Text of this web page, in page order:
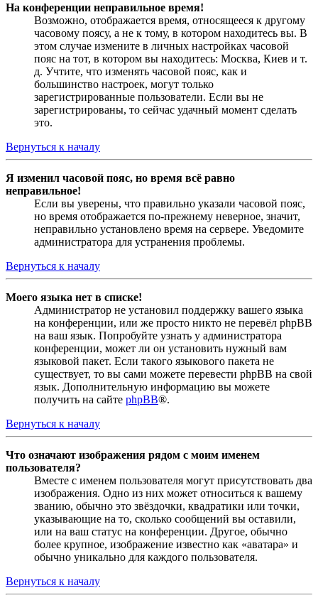
На конференции неправильное время!
Возможно, отображается время, относящееся к другому
часовому поясу, а не к тому, в котором находитесь вы. В
этом случае измените в личных настройках часовой
пояс на тот, в котором вы находитесь: Москва, Киев и т.
д. Учтите, что изменять часовой пояс, как и
большинство настроек, могут только
зарегистрированные пользователи. Если вы не
зарегистрированы, то сейчас удачный момент сделать
это.
Вернуться к началу
Я изменил часовой пояс, но время всё равно
неправильное!
Если вы уверены, что правильно указали часовой пояс,
но время отображается по-прежнему неверное, значит,
неправильно установлено время на сервере. Уведомите
администратора для устранения проблемы.
Вернуться к началу
Моего языка нет в списке!
Администратор не установил поддержку вашего языка
на конференции, или же просто никто не перевёл phpBB
на ваш язык. Попробуйте узнать у администратора
конференции, может ли он установить нужный вам
языковой пакет. Если такого языкового пакета не
существует, то вы сами можете перевести phpBB на свой
язык. Дополнительную информацию вы можете
получить на сайте phpBB®.
Вернуться к началу
Что означают изображения рядом с моим именем
пользователя?
Вместе с именем пользователя могут присутствовать два
изображения. Одно из них может относиться к вашему
званию, обычно это звёздочки, квадратики или точки,
указывающие на то, сколько сообщений вы оставили,
или на ваш статус на конференции. Другое, обычно
более крупное, изображение известно как «аватара» и
обычно уникально для каждого пользователя.
Вернуться к началу